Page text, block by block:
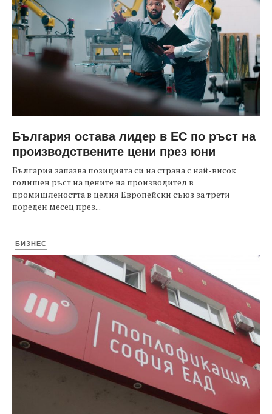
България остава лидер в ЕС по ръст на
производствените цени през юни
България запазва позицията си на страна с най-висок
годишен ръст на цените на производител в
промишлеността в целия Европейски съюз за трети
пореден месец през...
БИЗНЕС